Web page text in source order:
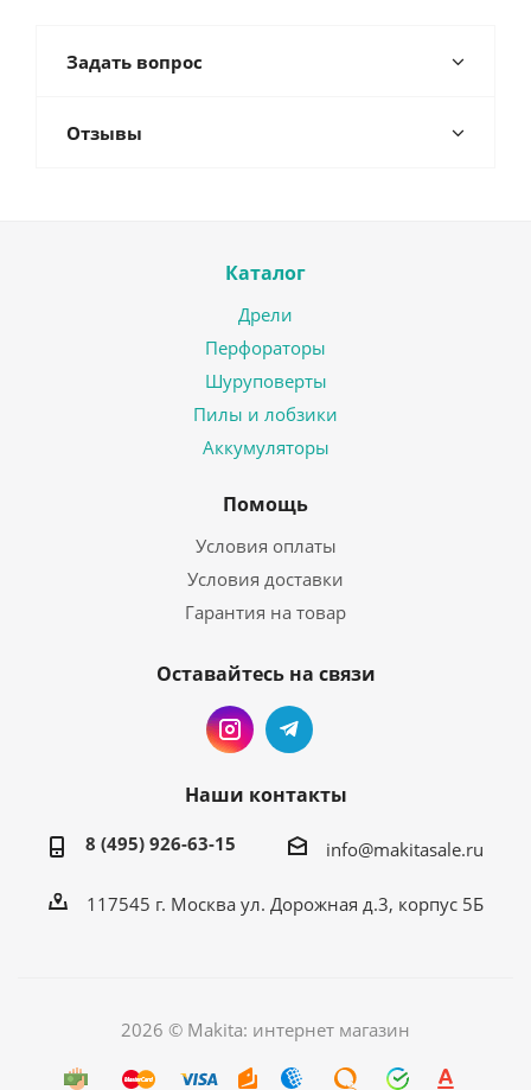
Задать вопрос
Отзывы
Каталог
Дрели
Перфораторы
Шуруповерты
Пилы и лобзики
Аккумуляторы
Помощь
Условия оплаты
Условия доставки
Гарантия на товар
Оставайтесь на связи
Наши контакты
8 (495) 926-63-15 info@makitasale.ru
117545 г. Москва ул. Дорожная д.3, корпус 5Б
2026 © Makita: интернет магазин